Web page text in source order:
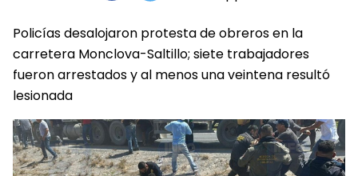
Policías desalojaron protesta de obreros en la
carretera Monclova-Saltillo; siete trabajadores
fueron arrestados y al menos una veintena resultó
lesionada